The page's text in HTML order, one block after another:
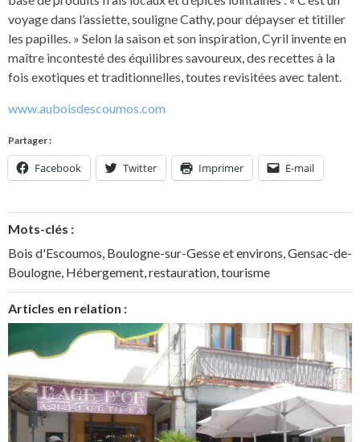
voyage dans l’assiette, souligne Cathy, pour dépayser et titiller
les papilles. » Selon la saison et son inspiration, Cyril invente en
maître incontesté des équilibres savoureux, des recettes à la
fois exotiques et traditionnelles, toutes revisitées avec talent.
www.auboisdescoumos.com
Partager :
Facebook Twitter Imprimer E-mail
Mots-clés :
Bois d'Escoumos, Boulogne-sur-Gesse et environs,Gensac-de-
Boulogne, Hébergement,restauration,tourisme
Articles en relation :